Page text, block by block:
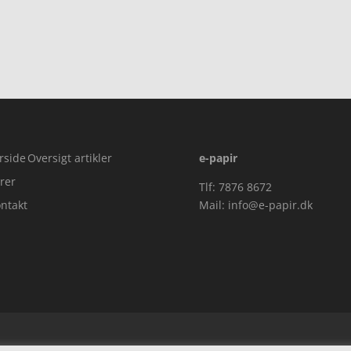
Oversigt artikler
e-papir
Tlf: 7876 8672
Mail: info@e-papir.dk